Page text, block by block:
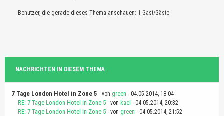
Benutzer, die gerade dieses Thema anschauen: 1 Gast/Gäste
NACHRICHTEN IN DIESEM THEMA
7 Tage London Hotel in Zone 5 - von green - 04.05.2014, 18:04
RE: 7 Tage London Hotel in Zone 5 - von kael - 04.05.2014, 20:32
RE: 7 Tage London Hotel in Zone 5 - von green - 04.05.2014, 21:52